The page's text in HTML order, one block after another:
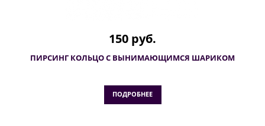
150 руб.
ПИРСИНГ КОЛЬЦО С ВЫНИМАЮЩИМСЯ ШАРИКОМ
ПОДРОБНЕЕ